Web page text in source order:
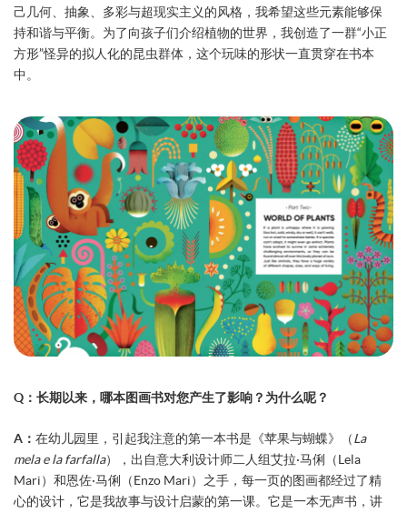
己几何、抽象、多彩与超现实主义的风格，我希望这些元素能够保
持和谐与平衡。为了向孩子们介绍植物的世界，我创造了一群“小正
方形”怪异的拟人化的昆虫群体，这个玩味的形状一直贯穿在书本
中。
Q：长期以来，哪本图画书对您产生了影响？为什么呢？
A： 在幼儿园里，引起我注意的第一本书是《苹果与蝴蝶》（La
mela e la farfalla），出自意大利设计师二人组艾拉·马俐（Lela
Mari）和恩佐·马俐（Enzo Mari）之手，每一页的图画都经过了精
心的设计，它是我故事与设计启蒙的第一课。它是一本无声书，讲